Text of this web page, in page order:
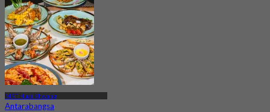
MRT Huai Khwang
Antarabangsa